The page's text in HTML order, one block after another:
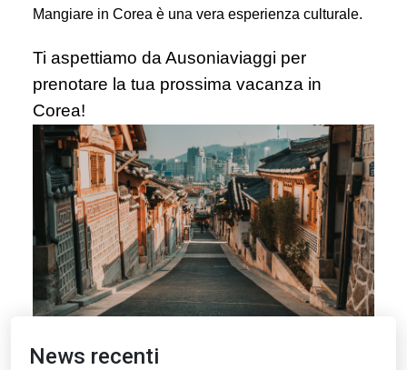
Mangiare in Corea è una vera esperienza culturale.
Ti aspettiamo da Ausoniaviaggi per
prenotare la tua prossima vacanza in
Corea!
News recenti